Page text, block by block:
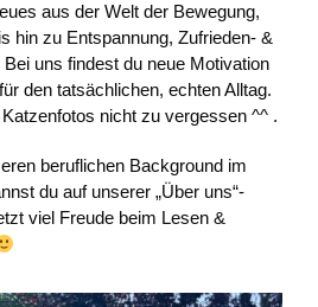
aus der Welt der Bewegung,
hin zu Entspannung, Zufrieden- &
uns findest du neue Motivation
den tatsächlichen, echten Alltag.
nicht zu vergessen ^^ .
beruflichen Background im
du auf unserer „Über uns“-
viel Freude beim Lesen &